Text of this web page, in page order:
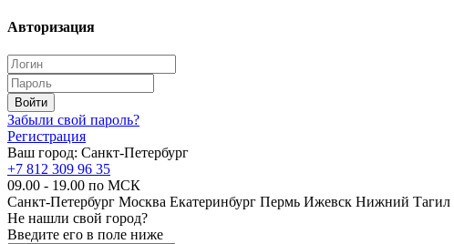
Авторизация
Забыли свой пароль?
Регистрация
Ваш город: Санкт-Петербург
+7 812 309 96 35
09.00 - 19.00 по МСК
Санкт-Петербург Москва Екатеринбург Пермь Ижевск Нижний Тагил
Не нашли свой город?
Введите его в поле ниже